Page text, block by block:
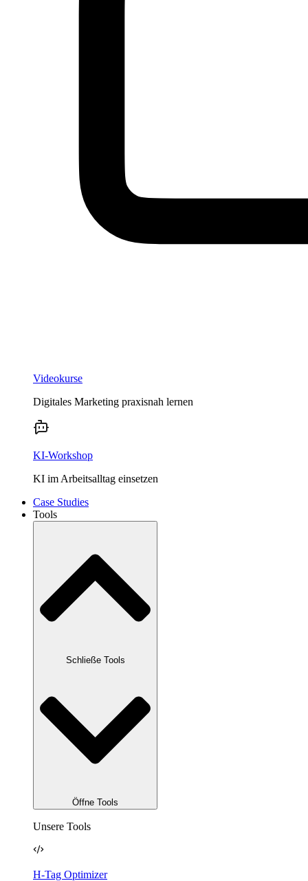
Videokurse
Digitales Marketing praxisnah lernen
KI-Workshop
KI im Arbeitsalltag einsetzen
Case Studies
Tools
Schließe Tools
Öffne Tools
Unsere Tools
H-Tag Optimizer